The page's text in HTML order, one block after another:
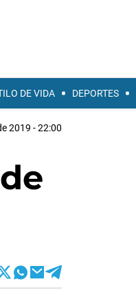
DE VIDA DEPORTES
2019 - 22:00